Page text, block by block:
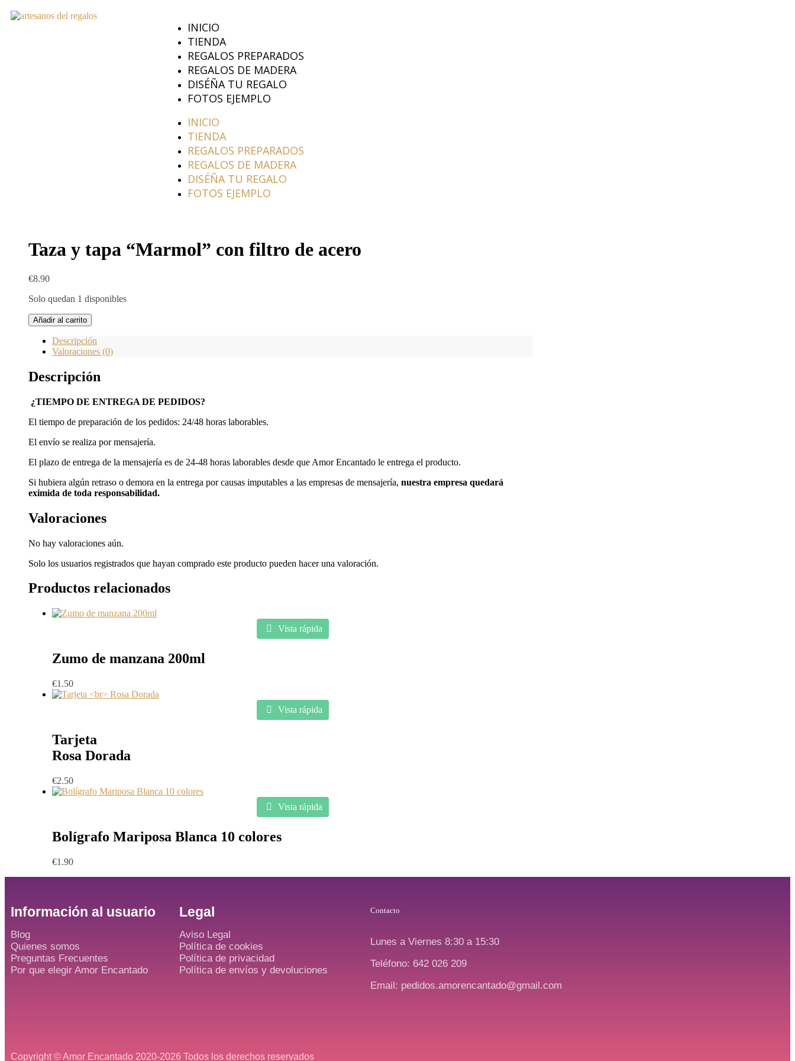
INICIO
TIENDA
REGALOS PREPARADOS
REGALOS DE MADERA
DISÉÑA TU REGALO
FOTOS EJEMPLO
INICIO
TIENDA
REGALOS PREPARADOS
REGALOS DE MADERA
DISÉÑA TU REGALO
FOTOS EJEMPLO
Taza y tapa “Marmol” con filtro de acero
€8.90
Solo quedan 1 disponibles
Añadir al carrito
Descripción
Valoraciones (0)
Descripción
¿TIEMPO DE ENTREGA DE PEDIDOS?
El tiempo de preparación de los pedidos: 24/48 horas laborables.
El envío se realiza por mensajería.
El plazo de entrega de la mensajería es de 24-48 horas laborables desde que Amor Encantado le entrega el producto.
Si hubiera algún retraso o demora en la entrega por causas imputables a las empresas de mensajería, nuestra empresa quedará
eximida de toda responsabilidad.
Valoraciones
No hay valoraciones aún.
Solo los usuarios registrados que hayan comprado este producto pueden hacer una valoración.
Productos relacionados
Vista rápida
Zumo de manzana 200ml
€1.50
Vista rápida
Tarjeta
Rosa Dorada
€2.50
Vista rápida
Bolígrafo Mariposa Blanca 10 colores
€1.90
Información al usuario
Blog
Quienes somos
Preguntas Frecuentes
Por que elegir Amor Encantado
Legal
Aviso Legal
Política de cookies
Política de privacidad
Política de envíos y devoluciones
Contacto
Lunes a Viernes 8:30 a 15:30
Teléfono: 642 026 209
Email: pedidos.amorencantado@gmail.com
Copyright © Amor Encantado 2020-2026 Todos los derechos reservados